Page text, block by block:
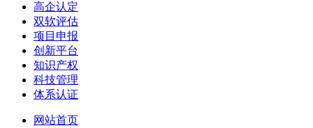
高企认定
双软评估
项目申报
创新平台
知识产权
科技管理
体系认证
网站首页